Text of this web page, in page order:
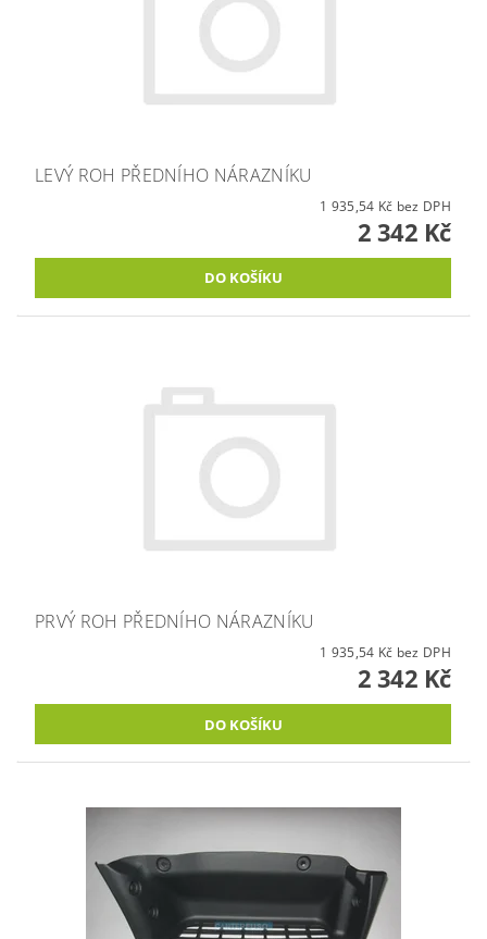
LEVÝ ROH PŘEDNÍHO NÁRAZNÍKU
1 935,54 Kč bez DPH
2 342 Kč
PRVÝ ROH PŘEDNÍHO NÁRAZNÍKU
1 935,54 Kč bez DPH
2 342 Kč